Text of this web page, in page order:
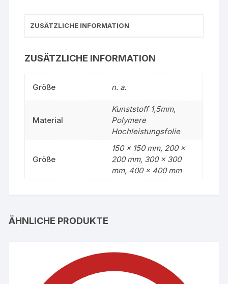
ZUSÄTZLICHE INFORMATION
ZUSÄTZLICHE INFORMATION
Größe n. a.
Material
Kunststoff 1,5mm,
Polymere
Hochleistungsfolie
Größe
150 x 150 mm, 200 x
200 mm, 300 x 300
mm, 400 x 400 mm
ÄHNLICHE PRODUKTE